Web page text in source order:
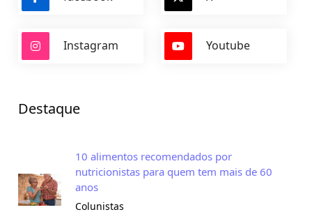
Instagram Youtube
Destaque
10 alimentos recomendados por
nutricionistas para quem tem mais de 60
anos
Colunistas